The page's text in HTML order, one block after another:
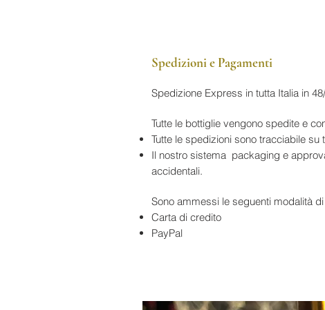
Spedizioni e Pagamenti
Spedizione Express in tutta Italia in
Tutte le bottiglie vengono spedite e
Tutte le spedizioni sono tracciabile
Il nostro sistema packaging e
accidentali.
Sono ammessi le seguenti modalità
Carta di credito
PayPal